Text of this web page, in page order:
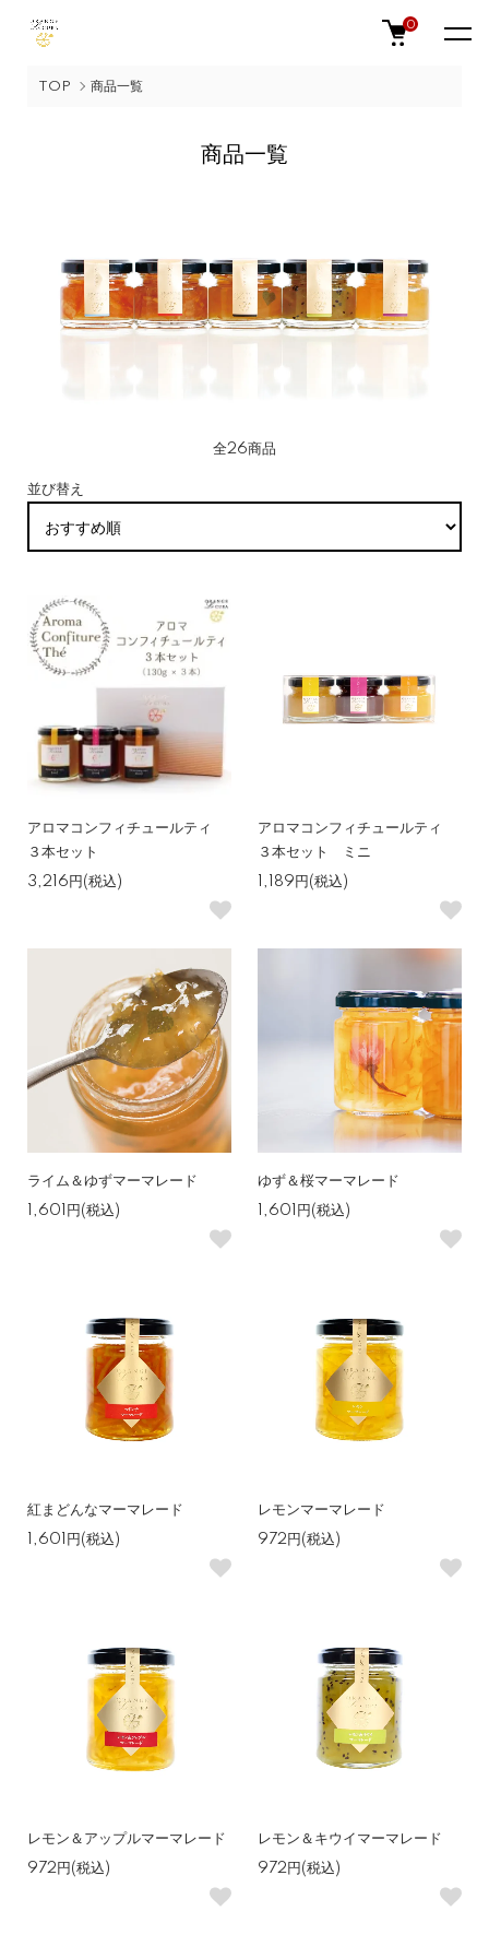
0
TOP 商品一覧
商品一覧
全26商品
並び替え
アロマコンフィチュールティ
３本セット
3,216円(税込)
アロマコンフィチュールティ
３本セット ミニ
1,189円(税込)
ライム＆ゆずマーマレード
1,601円(税込)
ゆず＆桜マーマレード
1,601円(税込)
紅まどんなマーマレード
1,601円(税込)
レモンマーマレード
972円(税込)
レモン＆アップルマーマレード
972円(税込)
レモン＆キウイマーマレード
972円(税込)